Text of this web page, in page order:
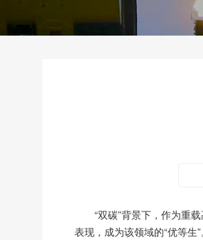
“双碳”背景下，作为重
表现，成为该领域的“优等生”